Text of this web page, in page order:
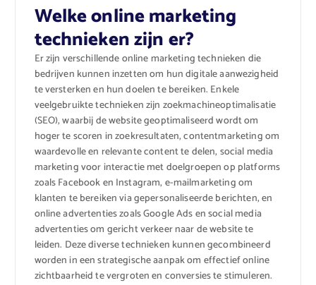
Welke online marketing
technieken zijn er?
Er zijn verschillende online marketing technieken die
bedrijven kunnen inzetten om hun digitale aanwezigheid
te versterken en hun doelen te bereiken. Enkele
veelgebruikte technieken zijn zoekmachineoptimalisatie
(SEO), waarbij de website geoptimaliseerd wordt om
hoger te scoren in zoekresultaten, contentmarketing om
waardevolle en relevante content te delen, social media
marketing voor interactie met doelgroepen op platforms
zoals Facebook en Instagram, e-mailmarketing om
klanten te bereiken via gepersonaliseerde berichten, en
online advertenties zoals Google Ads en social media
advertenties om gericht verkeer naar de website te
leiden. Deze diverse technieken kunnen gecombineerd
worden in een strategische aanpak om effectief online
zichtbaarheid te vergroten en conversies te stimuleren.